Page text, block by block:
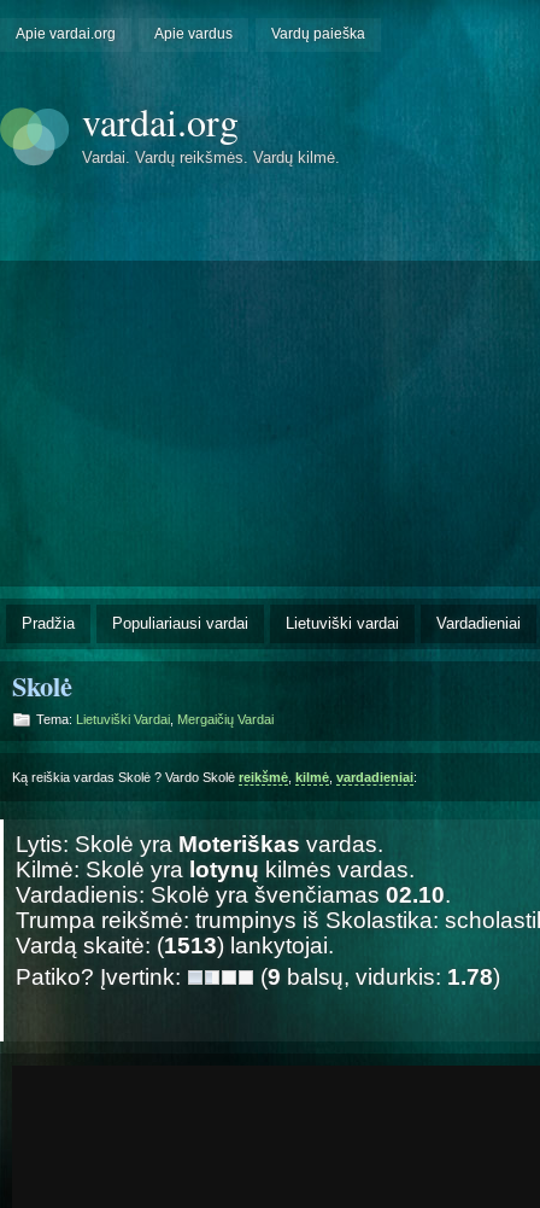
Apie vardai.org Apie vardus Vardų paieška
vardai.org
Vardai. Vardų reikšmės. Vardų kilmė.
Pradžia Populiariausi vardai Lietuviški vardai Vardadieniai
Skolė
Tema: Lietuviški Vardai Mergaičių Vardai
Ką reiškia vardas Skolė ? Vardo Skolė reikšmė kilmė vardadieniai:
Lytis: Skolė yra Moteriškas vardas.
Kilmė: Skolė yra lotynų kilmės vardas.
Vardadienis: Skolė yra švenčiamas 02.10.
Trumpa reikšmė: trumpinys iš Skolastika:
Vardą skaitė: (1513) lankytojai.
Patiko? Įvertink:
(9 balsų, vidurkis: 1.78)